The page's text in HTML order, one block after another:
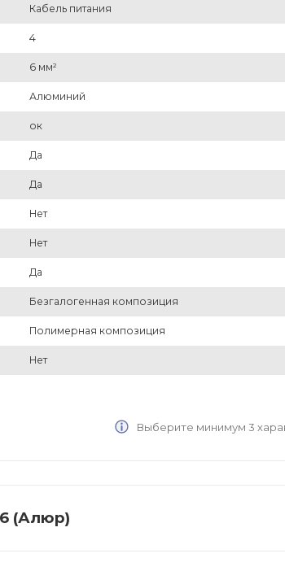
Кабель питания
4
6 мм²
Алюминий
ок
Да
Да
Нет
Нет
Да
Безгалогенная композиция
Полимерная композиция
Нет
Выберите минимум 3
(Алюр)